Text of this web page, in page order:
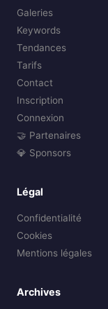
Galeries
Keywords
Tendances
Tarifs
Contact
Inscription
Connexion
🤝 Partenaires
💎 Sponsors
Légal
Confidentialité
Cookies
Mentions légales
Archives